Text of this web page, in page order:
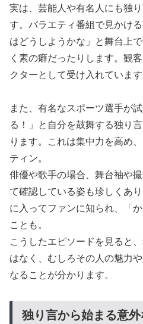
実は、芸能人や有名人にも独
す。バラエティ番組で見かけ
はどうしようかな」と舞台上
く素の癖だったりします。観
クターとして受け入れています
また、有名なスポーツ選手が
る！」と自分を鼓舞する独り
ります。これは集中力を高め
ティン。
俳優や歌手の場合、舞台袖や
て確認している姿も珍しくあ
に入ってファンに知られ、「
ことも。
こうしたエピソードを見ると
はなく、むしろその人の魅力
なることが分かります。
あ独り言から始まる意